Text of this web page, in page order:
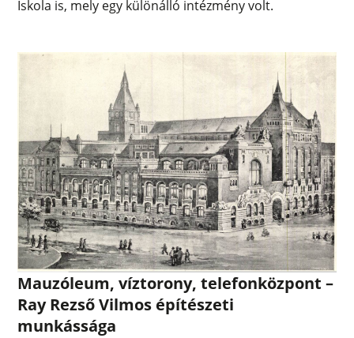
Iskola is, mely egy különálló intézmény volt.
Mauzóleum, víztorony, telefonközpont –
Ray Rezső Vilmos építészeti
munkássága